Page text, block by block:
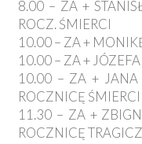
8.00 – ZA +
ROCZ. ŚMIERCI
10.00 – ZA +
10.00 – ZA +
10.00 – ZA +
ROCZNICĘ ŚMIERCI
11.30 – ZA +
ROCZNICĘ